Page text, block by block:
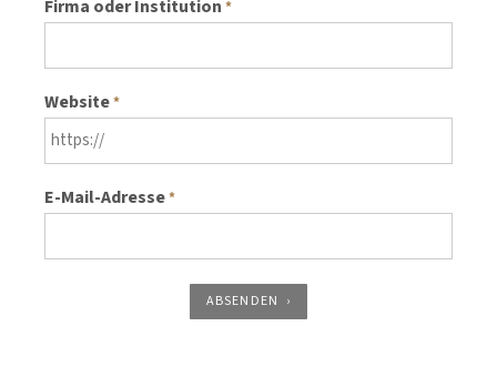
Firma oder Institution *
Website*
E-Mail-Adresse*
ABSENDEN